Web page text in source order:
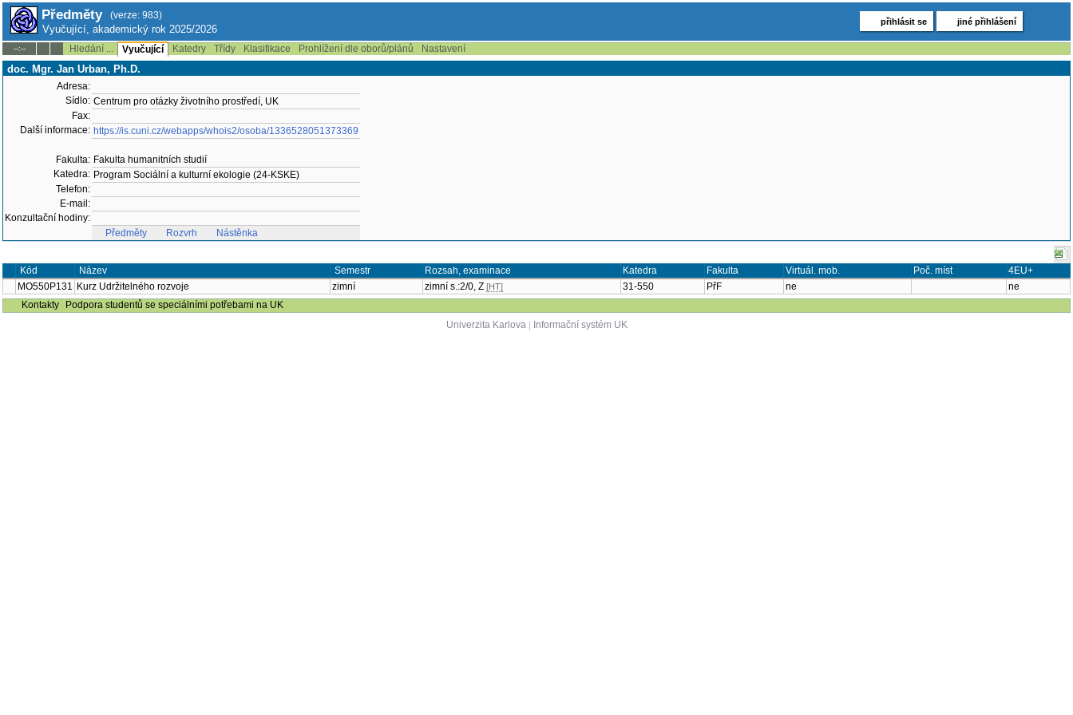
Předměty (verze: 983)
Vyučující, akademický rok 2025/2026
přihlásit se jiné přihlášení
--:-- Hledání ... Vyučující Katedry Třídy Klasifikace Prohlížení dle oborů/plánů Nastavení
doc. Mgr. Jan Urban, Ph.D.
Adresa:
Sídlo: Centrum pro otázky životního prostředí, UK
Fax:
Další informace: https://is.cuni.cz/webapps/whois2/osoba/1336528051373369
Fakulta: Fakulta humanitních studií
Katedra: Program Sociální a kulturní ekologie (24-KSKE)
Telefon:
E-mail:
Konzultační hodiny:
Předměty
Rozvrh Nástěnka
Kód Název Semestr Rozsah, examinace Katedra Fakulta Virtuál. mob. Poč. míst
4EU+
MO550P131 Kurz Udržitelného rozvoje zimní zimní s.:2/0, Z [HT] 31-550 PřF ne
ne
Kontakty
Podpora studentů se speciálními potřebami na UK
Univerzita Karlova| Informační systém UK